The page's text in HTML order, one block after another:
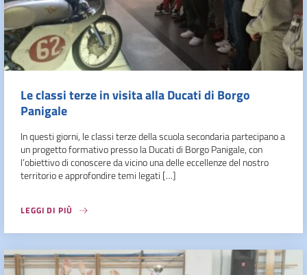
Le classi terze in visita alla Ducati di Borgo
Panigale
In questi giorni, le classi terze della scuola secondaria partecipano a
un progetto formativo presso la Ducati di Borgo Panigale, con
l’obiettivo di conoscere da vicino una delle eccellenze del nostro
territorio e approfondire temi legati […]
LEGGI DI PIÙ